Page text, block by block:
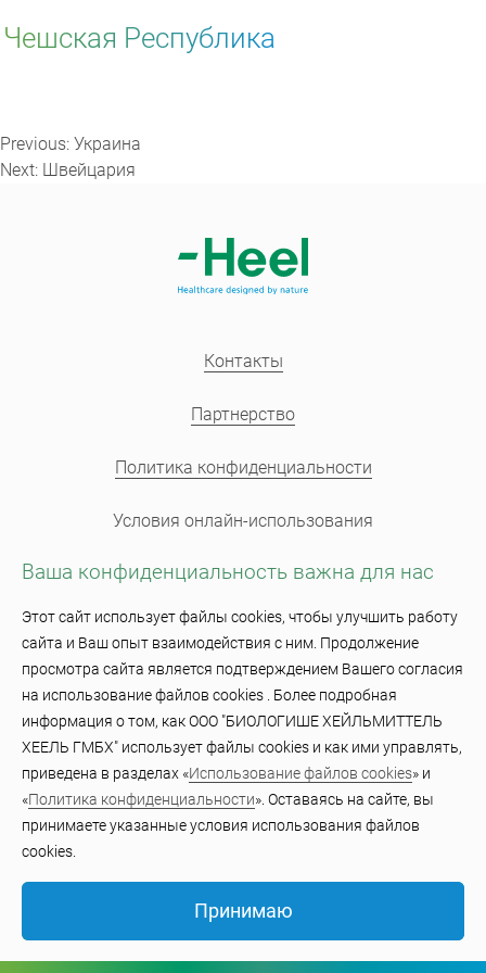
Чешская Республика
записям
Previous: Украина
Next: Швейцария
Ваша конфиденциальность важна для нас
Этот сайт использует файлы cookies, чтобы улучшить работу
сайта и Ваш опыт взаимодействия с ним. Продолжение
просмотра сайта является подтверждением Вашего согласия
на использование файлов cookies . Более подробная
информация о том, как ООО "БИОЛОГИШЕ ХЕЙЛЬМИТТЕЛЬ
ХЕЕЛЬ ГМБХ" использует файлы cookies и как ими управлять,
приведена в разделах «Использование файлов cookies» и
«Политика конфиденциальности». Оставаясь на сайте, вы
принимаете указанные условия использования файлов
cookies.
Принимаю
Контакты
Партнерство
Политика конфиденциальности
Условия онлайн-использования
Использование файлов cookie
© BiologischeHeilmittel Heel GmbH 2023